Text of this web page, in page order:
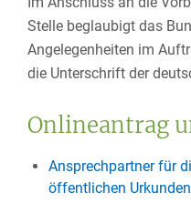
Stelle beglaubigt das
Angelegenheiten im
die Unterschrift der
Onlineantrag
Ansprechpartner für
öffentlichen